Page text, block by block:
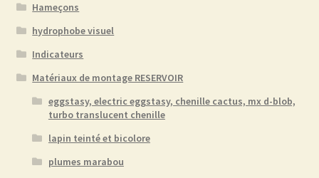
Hameçons
hydrophobe visuel
Indicateurs
Matériaux de montage RESERVOIR
eggstasy, electric eggstasy, chenille cactus, mx d-blob,
turbo translucent chenille
lapin teinté et bicolore
plumes marabou